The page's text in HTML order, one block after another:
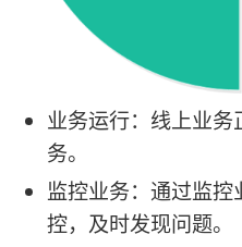
业务运行：线上业
务。
监控业务：通过监
控，及时发现问题。